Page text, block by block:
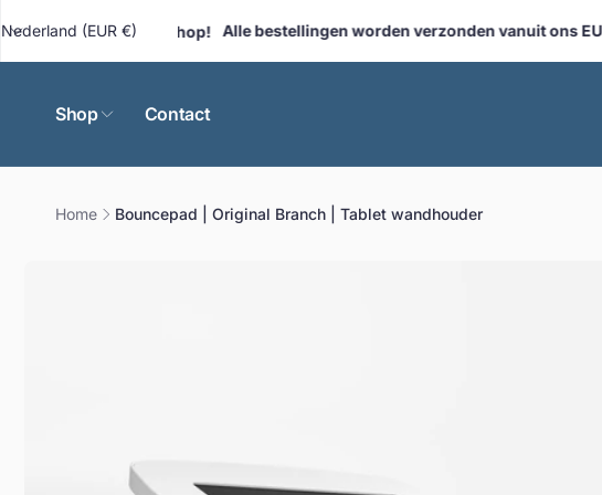
naar de
content
Tabletpro-webshop! Alle bestellingen worden verzonden vanuit ons EU-
L
r
Nederland (EUR €)
Shop Contact
Home Bouncepad | Original Branch | Tablet wandhouder